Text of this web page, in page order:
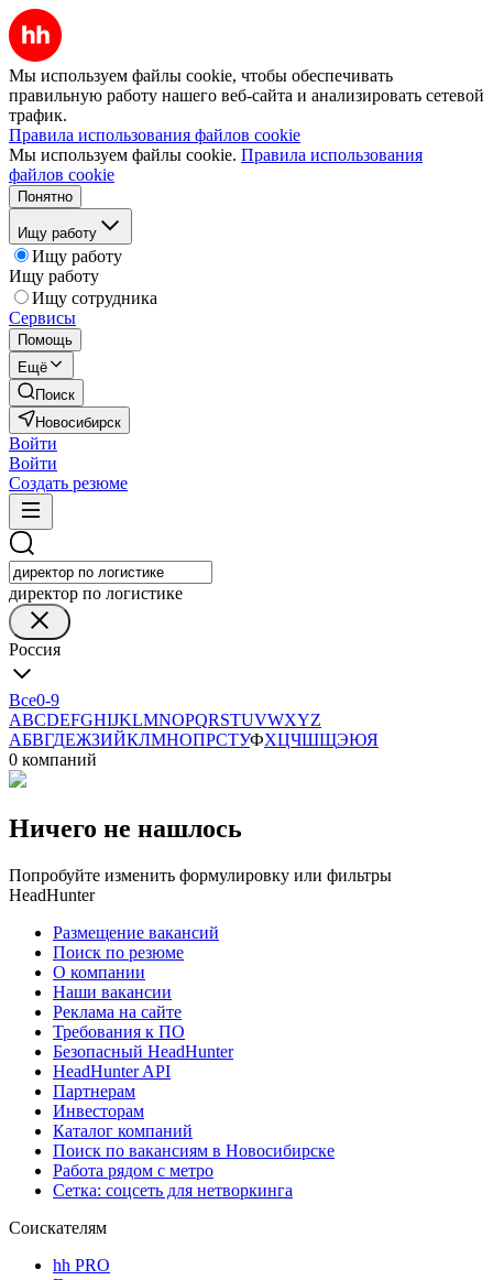
Мы используем файлы cookie, чтобы обеспечивать
правильную работу нашего веб-сайта и анализировать сетевой
трафик.
Правила использования файлов cookie
Мы используем файлы cookie. Правила использования
файлов cookie
Понятно
Ищу работу
Ищу работу
Ищу работу
Ищу сотрудника
Сервисы
Помощь
Ещё
Поиск
Новосибирск
Войти
Войти
Создать резюме
директор по логистике
Россия
Все0-9
ABCDEFGHIJKLMNOPQRSTUVWXYZ
АБВГДЕЖЗИЙКЛМНОПРСТУФХЦЧШЩЭЮЯ
0 компаний
Ничего не нашлось
Попробуйте изменить формулировку или фильтры
HeadHunter
Размещение вакансий
Поиск по резюме
О компании
Наши вакансии
Реклама на сайте
Требования к ПО
Безопасный HeadHunter
HeadHunter API
Партнерам
Инвесторам
Каталог компаний
Поиск по вакансиям в Новосибирске
Работа рядом с метро
Сетка: соцсеть для нетворкинга
Соискателям
hh PRO